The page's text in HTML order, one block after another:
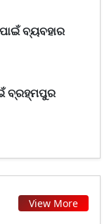
ବ୍ୟବହାର
ବ୍ରହ୍ମପୁର
View More